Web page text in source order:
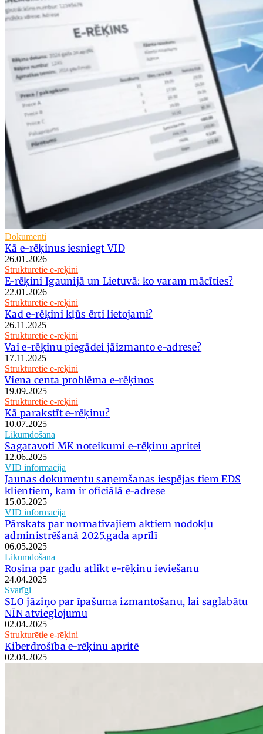
Dokumenti
Kā e-rēķinus iesniegt VID
26.01.2026
Strukturētie e-rēķini
E-rēķini Igaunijā un Lietuvā: ko varam mācīties?
22.01.2026
Strukturētie e-rēķini
Kad e-rēķini kļūs ērti lietojami?
26.11.2025
Strukturētie e-rēķini
Vai e-rēķinu piegādei jāizmanto e-adrese?
17.11.2025
Strukturētie e-rēķini
Viena centa problēma e-rēķinos
19.09.2025
Strukturētie e-rēķini
Kā parakstīt e-rēķinu?
10.07.2025
Likumdošana
Sagatavoti MK noteikumi e-rēķinu apritei
12.06.2025
VID informācija
Jaunas dokumentu saņemšanas iespējas tiem EDS
klientiem, kam ir oficiālā e-adrese
15.05.2025
VID informācija
Pārskats par normatīvajiem aktiem nodokļu
administrēšanā 2025.gada aprīlī
06.05.2025
Likumdošana
Rosina par gadu atlikt e-rēķinu ieviešanu
24.04.2025
Svarīgi
SLO jāziņo par īpašuma izmantošanu, lai saglabātu
NĪN atvieglojumu
02.04.2025
Strukturētie e-rēķini
Kiberdrošība e-rēķinu apritē
02.04.2025